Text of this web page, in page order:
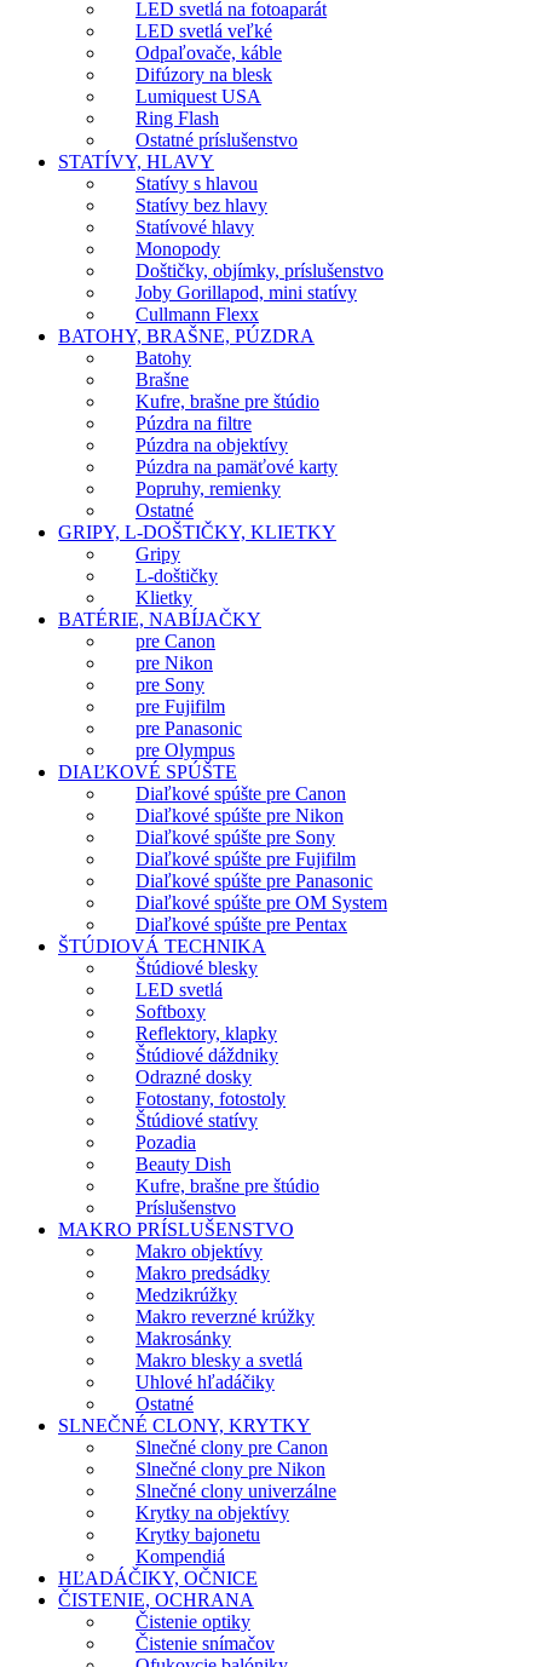
LED svetlá na fotoaparát
LED svetlá veľké
Odpaľovače, káble
Difúzory na blesk
Lumiquest USA
Ring Flash
Ostatné príslušenstvo
STATÍVY, HLAVY
Statívy s hlavou
Statívy bez hlavy
Statívové hlavy
Monopody
Doštičky, objímky, príslušenstvo
Joby Gorillapod, mini statívy
Cullmann Flexx
BATOHY, BRAŠNE, PÚZDRA
Batohy
Brašne
Kufre, brašne pre štúdio
Púzdra na filtre
Púzdra na objektívy
Púzdra na pamäťové karty
Popruhy, remienky
Ostatné
GRIPY, L-DOŠTIČKY, KLIETKY
Gripy
L-doštičky
Klietky
BATÉRIE, NABÍJAČKY
pre Canon
pre Nikon
pre Sony
pre Fujifilm
pre Panasonic
pre Olympus
DIAĽKOVÉ SPÚŠTE
Diaľkové spúšte pre Canon
Diaľkové spúšte pre Nikon
Diaľkové spúšte pre Sony
Diaľkové spúšte pre Fujifilm
Diaľkové spúšte pre Panasonic
Diaľkové spúšte pre OM System
Diaľkové spúšte pre Pentax
ŠTÚDIOVÁ TECHNIKA
Štúdiové blesky
LED svetlá
Softboxy
Reflektory, klapky
Štúdiové dáždniky
Odrazné dosky
Fotostany, fotostoly
Štúdiové statívy
Pozadia
Beauty Dish
Kufre, brašne pre štúdio
Príslušenstvo
MAKRO PRÍSLUŠENSTVO
Makro objektívy
Makro predsádky
Medzikrúžky
Makro reverzné krúžky
Makrosánky
Makro blesky a svetlá
Uhlové hľadáčiky
Ostatné
SLNEČNÉ CLONY, KRYTKY
Slnečné clony pre Canon
Slnečné clony pre Nikon
Slnečné clony univerzálne
Krytky na objektívy
Krytky bajonetu
Kompendiá
HĽADÁČIKY, OČNICE
ČISTENIE, OCHRANA
Čistenie optiky
Čistenie snímačov